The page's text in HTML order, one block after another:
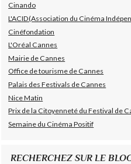
Cinando
L'ACID(Association du Cinéma
Cinéfondation
L'Oréal Cannes
Mairie de Cannes
Office de tourisme de Cannes
Palais des Festivals de Cannes
Nice Matin
Prix de la Citoyenneté du Festival de
Semaine du Cinéma Positif
RECHERCHEZ SUR LE